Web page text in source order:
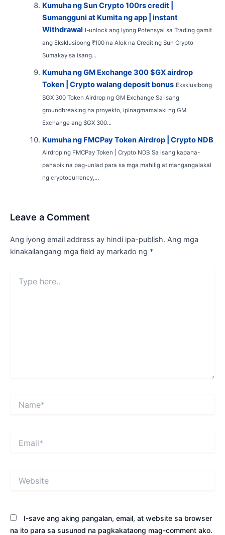
Kumuha ng Sun Crypto 100rs credit |
Sumangguni at Kumita ng app | instant
Withdrawal I-unlock ang Iyong Potensyal sa Trading gamit
ang Eksklusibong ₹100 na Alok na Credit ng Sun Crypto
Sumakay sa isang...
Kumuha ng GM Exchange 300 $GX airdrop
Token | Crypto walang deposit bonus Eksklusibong
$GX 300 Token Airdrop ng GM Exchange Sa isang
groundbreaking na proyekto, ipinagmamalaki ng GM
Exchange ang $GX 300...
Kumuha ng FMCPay Token Airdrop | Crypto NDB
Airdrop ng FMCPay Token | Crypto NDB Sa isang kapana-
panabik na pag-unlad para sa mga mahilig at mangangalakal
ng cryptocurrency,...
Leave a Comment
Ang iyong email address ay hindi ipa-publish. Ang mga
kinakailangang mga field ay markado ng *
here..
I-save ang aking pangalan, email, at website sa browser
na ito para sa susunod na pagkakataong mag-comment ako.